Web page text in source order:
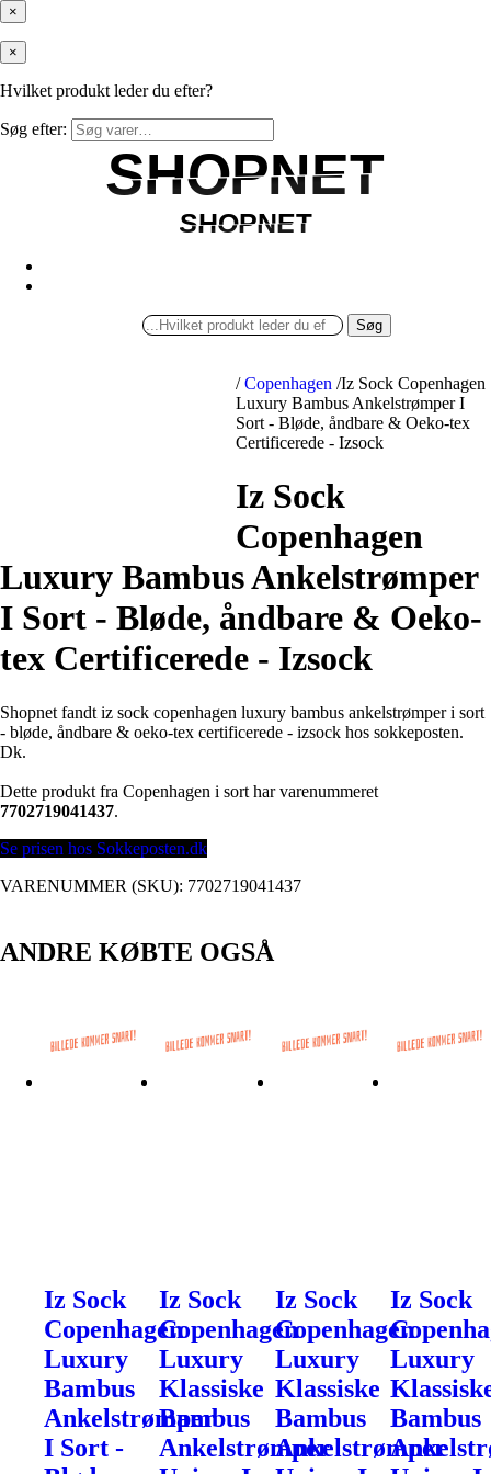
×
×
Hvilket produkt leder du efter?
Søg efter:
SHOPNET
SHOPNET
SHOPNET
SHOPNET
Søg
/ Copenhagen /Iz Sock Copenhagen
Luxury Bambus Ankelstrømper I
Sort - Bløde, åndbare & Oeko-tex
Certificerede - Izsock
Iz Sock
Copenhagen
Luxury Bambus Ankelstrømper
I Sort - Bløde, åndbare & Oeko-
tex Certificerede - Izsock
Shopnet fandt iz sock copenhagen luxury bambus ankelstrømper i sort
- bløde, åndbare & oeko-tex certificerede - izsock hos sokkeposten.
Dk.
Dette produkt fra Copenhagen i sort har varenummeret
7702719041437.
Se prisen hos Sokkeposten.dk
VARENUMMER (SKU): 7702719041437
ANDRE KØBTE OGSÅ
Iz Sock
Copenhagen
Luxury
Bambus
Ankelstrømper
I Sort -
Iz Sock
Copenhagen
Luxury
Klassiske
Bambus
Ankelstrømper
Iz Sock
Copenhagen
Luxury
Klassiske
Bambus
Ankelstrømper
Iz Sock
Luxury
Bambus